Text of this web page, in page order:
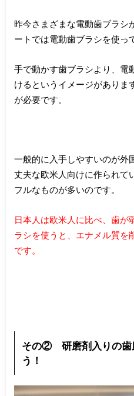
昨今さまざまな電動歯ブラシ
ートでは電動歯ブラシを使っ
手で動かす歯ブラシより、電
けるというイメージがありま
が必要です。
一般的に入手しやすいのが外
丈夫な欧米人向けに作られて
フルなものが多いのです。
日本人は欧米人に比べ、歯が
ラシを使うと、エナメル質を
です。
その② 研磨剤入りの歯
う！